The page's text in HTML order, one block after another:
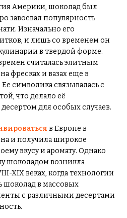
Америки, шоколад был
завоевал популярность
Изначально его
и лишь со временем он
в твердой форме.
считалась элитным
фресках и вазах еще в
символика связывалась с
что делало её
для особых случаев.
в Европе в
и получила широкое
вкусу и аромату. Однако
шоколадом возникла
XIX веках, когда технологии
шоколад в массовых
с различными десертами